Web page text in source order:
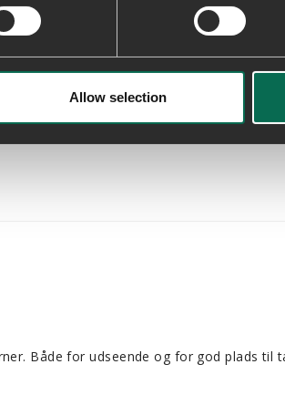
Allow selection
Både for udseende og for god plads til